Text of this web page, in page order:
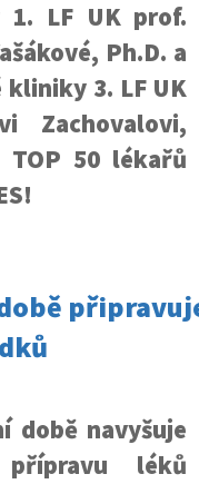
1. LF UK prof.
Ph.D. a
3. LF UK
Zachovalovi,
50 lékařů
době navyšuje
léků